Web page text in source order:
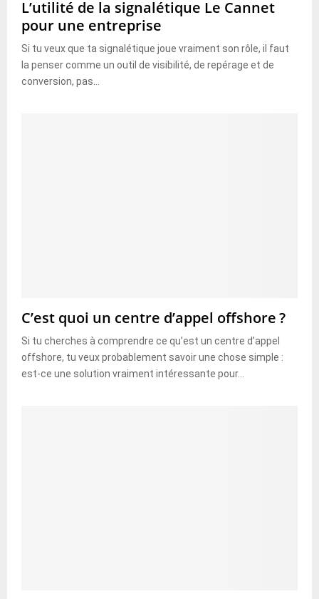
L’utilité de la signalétique Le Cannet
pour une entreprise
Si tu veux que ta signalétique joue vraiment son rôle, il faut
la penser comme un outil de visibilité, de repérage et de
conversion, pas...
C’est quoi un centre d’appel offshore ?
Si tu cherches à comprendre ce qu’est un centre d’appel
offshore, tu veux probablement savoir une chose simple :
est-ce une solution vraiment intéressante pour...